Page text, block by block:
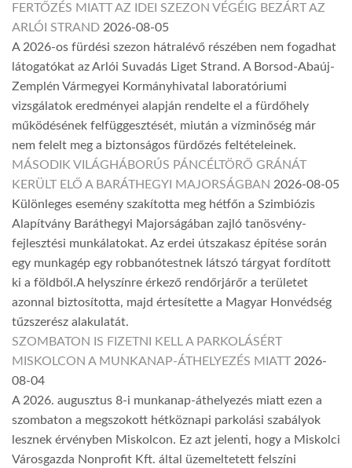
FERTŐZÉS MIATT AZ IDEI SZEZON VÉGÉIG BEZÁRT AZ
ARLÓI STRAND 2026-08-05
A 2026-os fürdési szezon hátralévő részében nem fogadhat
látogatókat az Arlói Suvadás Liget Strand. A Borsod-Abaúj-
Zemplén Vármegyei Kormányhivatal laboratóriumi
vizsgálatok eredményei alapján rendelte el a fürdőhely
működésének felfüggesztését, miután a vízminőség már
nem felelt meg a biztonságos fürdőzés feltételeinek.
MÁSODIK VILÁGHÁBORÚS PÁNCÉLTÖRŐ GRÁNÁT
KERÜLT ELŐ A BARÁTHEGYI MAJORSÁGBAN 2026-08-05
Különleges esemény szakította meg hétfőn a Szimbiózis
Alapítvány Baráthegyi Majorságában zajló tanösvény-
fejlesztési munkálatokat. Az erdei útszakasz építése során
egy munkagép egy robbanótestnek látszó tárgyat fordított
ki a földből.A helyszínre érkező rendőrjárőr a területet
azonnal biztosította, majd értesítette a Magyar Honvédség
tűzszerész alakulatát.
SZOMBATON IS FIZETNI KELL A PARKOLÁSÉRT
MISKOLCON A MUNKANAP-ÁTHELYEZÉS MIATT 2026-
08-04
A 2026. augusztus 8-i munkanap-áthelyezés miatt ezen a
szombaton a megszokott hétköznapi parkolási szabályok
lesznek érvényben Miskolcon. Ez azt jelenti, hogy a Miskolci
Városgazda Nonprofit Kft. által üzemeltetett felszíni